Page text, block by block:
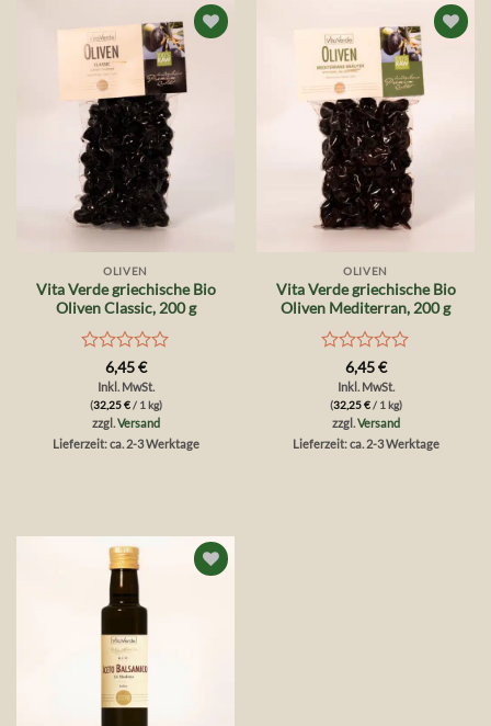
Auf die
Wunschliste
OLIVEN
Vita Verde griechische Bio
Oliven Classic, 200 g
Bewertet
mit
0
von
6,45€
Inkl. MwSt.
(32,25€/ 1 kg)
zzgl.Versand
Lieferzeit: ca. 2-3 Werktage
Auf die
Wunschliste
OLIVEN
Vita Verde griechische Bio
Oliven Mediterran, 200 g
Bewertet
mit
0
von
6,45€
Inkl. MwSt.
(32,25€/ 1 kg)
zzgl.Versand
Lieferzeit: ca. 2-3 Werktage